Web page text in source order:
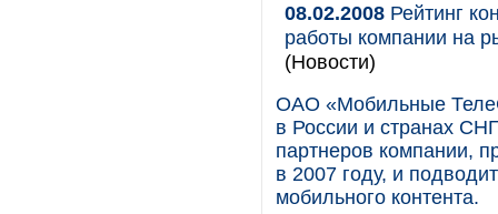
08.02.2008 Рейтинг
работы компании на
(Новости)
ОАО «Мобильные
в России и странах
партнеров компании,
в 2007 году, и
мобильного контента.